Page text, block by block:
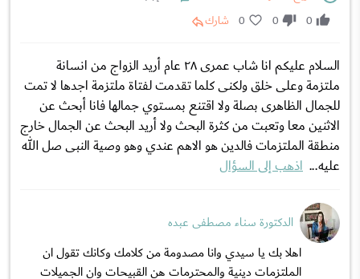
0
0
0 شارك
السلام عليكم انا شاب عمرى ٢٨ عام أريد الزواج من انسانة
ملتزمة وعلى خلق ولكنى كلما تقدمت لفتاة ملتزمة اجدها لا تمت
للجمال الظاهرى بصلة ولا اقتنع بمستوي جمالها فانا أبحث عن
الاثنين معا وتعبت من كثرة البحث ولا أريد البحث عن الجمال خارج
منطقة الملتزمات فالدين هو الاهم عندي وهو وصية النبى صل الله
عليه... اذهب إلى السؤال
الدكتورة سناء مصطفى عبده
اهلا بك يا سيدي وانا مصدومة من كلامك وكانك تقول ان
الملتزمات دينية والمحترمات هن القبيحات وان الجميلات